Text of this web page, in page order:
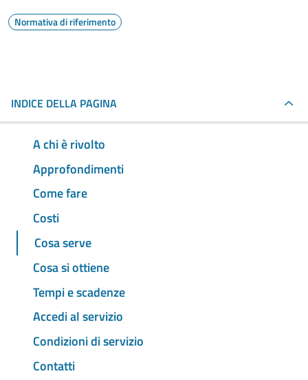
Normativa di riferimento
INDICE DELLA PAGINA
A chi è rivolto
Approfondimenti
Come fare
Costi
Cosa serve
Cosa si ottiene
Tempi e scadenze
Accedi al servizio
Condizioni di servizio
Contatti